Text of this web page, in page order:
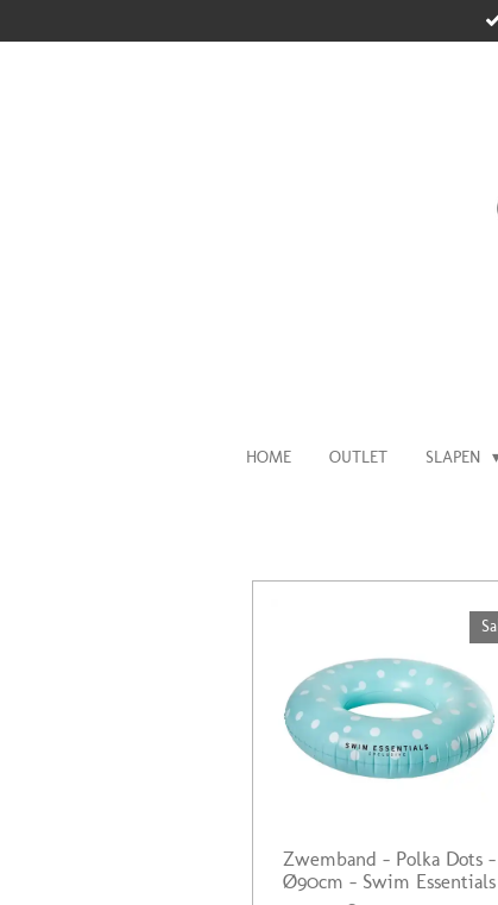
direct
HOME OUTLET SLAPEN
Zwemband - Polka Dots -
Ø90cm - Swim Essentials